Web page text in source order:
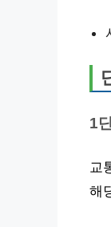
1
교
해